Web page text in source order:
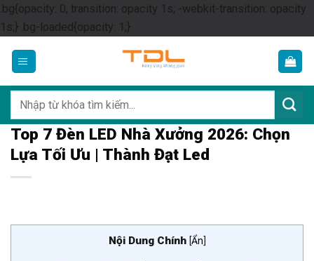
.bg{opacity: 0; transition: opacity 1s; -webkit-transition: opacity
1s;} .bg-loaded{opacity: 1;}Skip
content
kiếm:
Top 7 Đèn LED Nhà Xưởng 2026: Chọn
Lựa Tối Ưu | Thành Đạt Led
Nội Dung Chính [Ẩn]